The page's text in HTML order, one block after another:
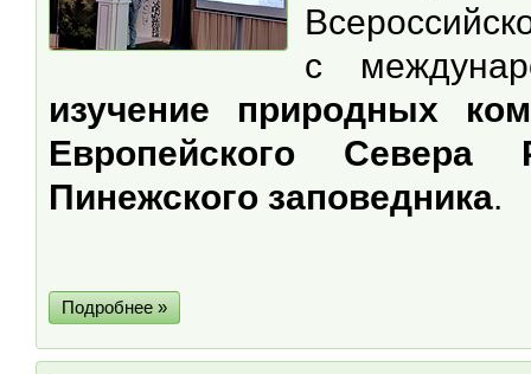
с
изучение природных
Европейского Севера
Пинежского заповедника.
Подробнее »